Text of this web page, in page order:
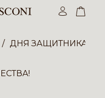
ДНЯ ЗАЩИТНИКА